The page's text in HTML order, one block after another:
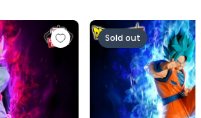
MAKERS ゴクウブラック-超サ
ドラゴンボール超
Sold out